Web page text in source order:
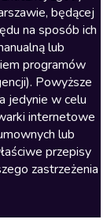
będącej
na sposób ich
lub
programów
Powyższe
jedynie w celu
internetowe
lub
przepisy
zastrzeżenia